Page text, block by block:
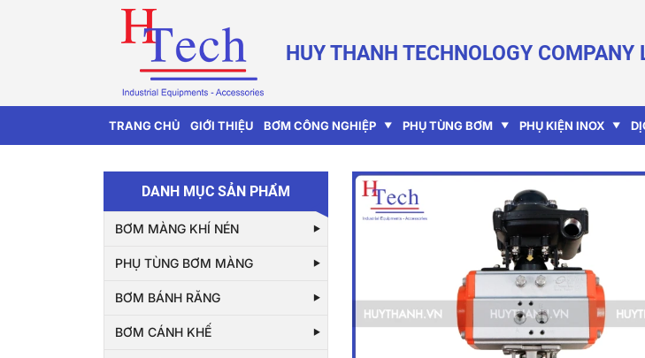
HUY THANH TECHNOLOGY COMPANY
TRANG CHỦ GIỚI THIỆU BƠM CÔNG NGHIỆP PHỤ TÙNG BƠM PHỤ KIỆN INOX
DANH MỤC SẢN PHẨM
BƠM MÀNG KHÍ NÉN
PHỤ TÙNG BƠM MÀNG
BƠM BÁNH RĂNG
BƠM CÁNH KHẾ